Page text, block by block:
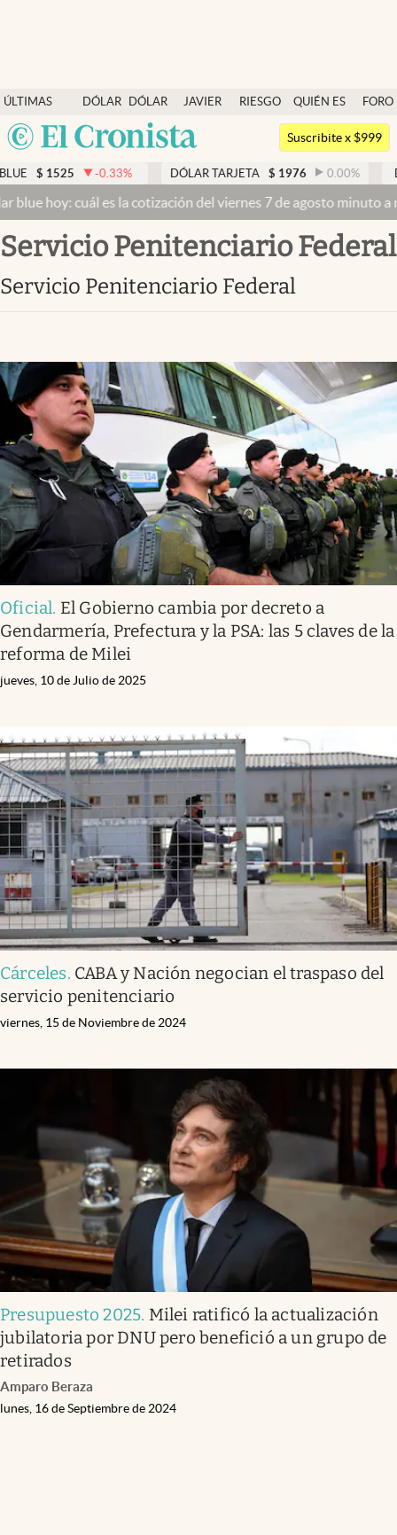
ÚLTIMAS
NOTICIAS
DÓLAR
DÓLAR
BLUE
JAVIER
RIESGO
QUIÉN ES
QUIÉN
FORO
Argentina
México
Colombia
Dólar
Members
Economía y Política
Finanzas y Mercados
Mercados Online
Apertura
Infotechnology
Clase
Clima
Mundial 2026
Eventos Corporativos
El Cronista Studio
Mediakit
abre en nueva pestaña
Argentina
Suscribite x $999
1525 -0.33 % DÓLAR TARJETA $ 1976 0.00% DÓLAR
cuál es la cotización del viernes 7 de agosto minuto a minuto
Servicio Penitenciario Federal
Servicio Penitenciario Federal
Oficial. El Gobierno cambia por decreto a
Gendarmería, Prefectura y la PSA: las 5 claves de la
reforma de Milei
jueves, 10 de Julio de 2025
Cárceles. CABA y Nación negocian el traspaso del
servicio penitenciario
viernes, 15 de Noviembre de 2024
Presupuesto 2025. Milei ratificó la actualización
jubilatoria por DNU pero benefició a un grupo de
retirados
Amparo Beraza
lunes, 16 de Septiembre de 2024